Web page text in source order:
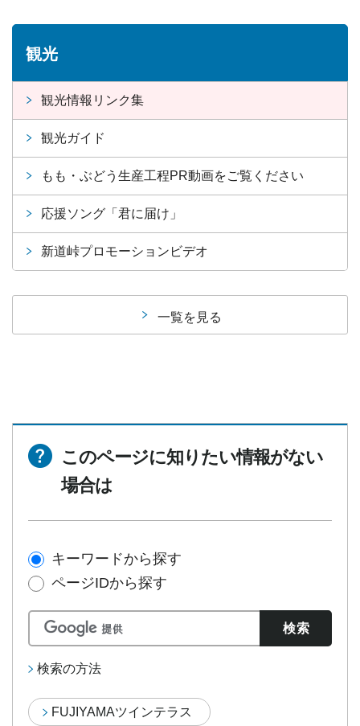
観光
観光情報リンク集
観光ガイド
もも・ぶどう生産工程PR動画をご覧ください
応援ソング「君に届け」
新道峠プロモーションビデオ
一覧を見る
このページに知りたい情報がない
場合は
キーワードから探す
ページIDから探す
検索の方法
FUJIYAMAツインテラス